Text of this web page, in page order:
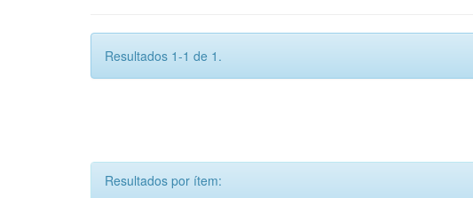
Resultados 1-1 de 1.
Resultados por ítem: